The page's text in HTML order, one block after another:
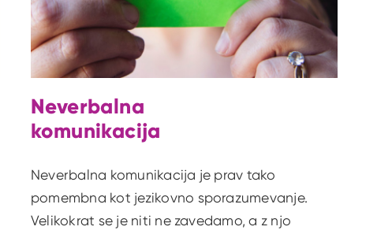
Neverbalna
komunikacija
Neverbalna komunikacija je prav tako
pomembna kot jezikovno sporazumevanje.
Velikokrat se je niti ne zavedamo, a z njo